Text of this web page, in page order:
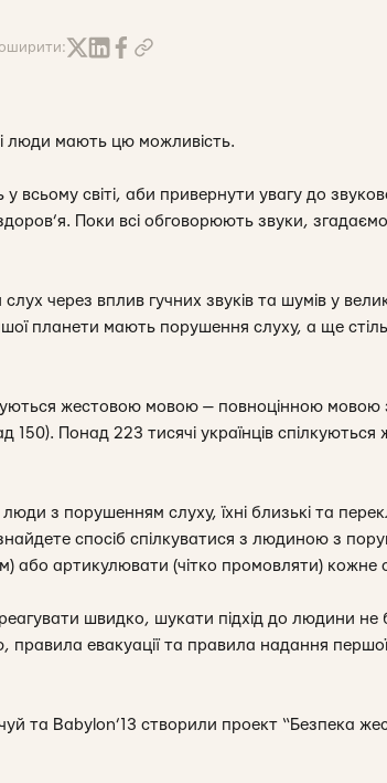
люди мають цю можливість.
у всьому світі, аби привернути увагу до
Поки всі обговорюють звуки,
через вплив гучних звуків та шумів у
планети мають порушення слуху, а ще
жестовою мовою — повноцінною мовою
150). Понад 223 тисячі українців
з порушенням слуху, їхні близькі та
спосіб спілкуватися з людиною з
або артикулювати (чітко промовляти)
швидко, шукати підхід до людини не
евакуації та правила надання
та Babylon’13 створили проект “Безпека